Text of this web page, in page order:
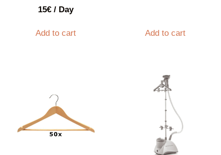
15€/ Day
Add to cart Add to cart